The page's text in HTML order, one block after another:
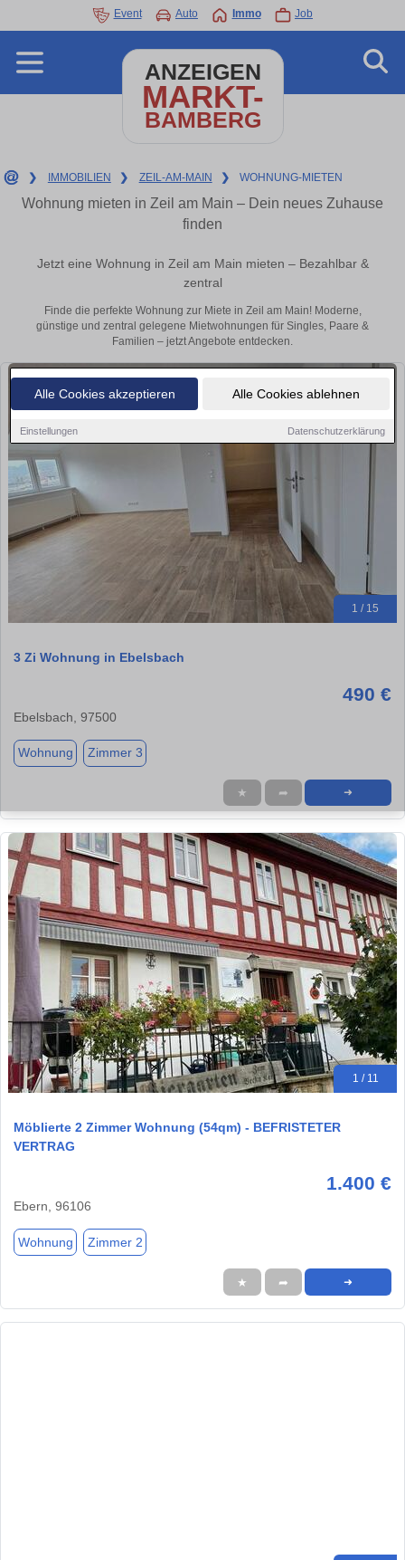
Alle Cookies akzeptieren Alle Cookies ablehnen
Einstellungen Datenschutzerklärung
Event Auto Immo Job
ANZEIGEN
MARKT-
BAMBERG
❯ IMMOBILIEN ❯ ZEIL-AM-MAIN ❯ WOHNUNG-MIETEN
Wohnung mieten in Zeil am Main – Dein neues Zuhause
finden
Jetzt eine Wohnung in Zeil am Main mieten – Bezahlbar &
zentral
Finde die perfekte Wohnung zur Miete in Zeil am Main! Moderne,
günstige und zentral gelegene Mietwohnungen für Singles, Paare &
Familien – jetzt Angebote entdecken.
1 / 15
3 Zi Wohnung in Ebelsbach
490 €
Ebelsbach, 97500
Wohnung Zimmer 3
★ ➦ ➜
1 / 11
Möblierte 2 Zimmer Wohnung (54qm) - BEFRISTETER
VERTRAG
1.400 €
Ebern, 96106
Wohnung Zimmer 2
★ ➦ ➜